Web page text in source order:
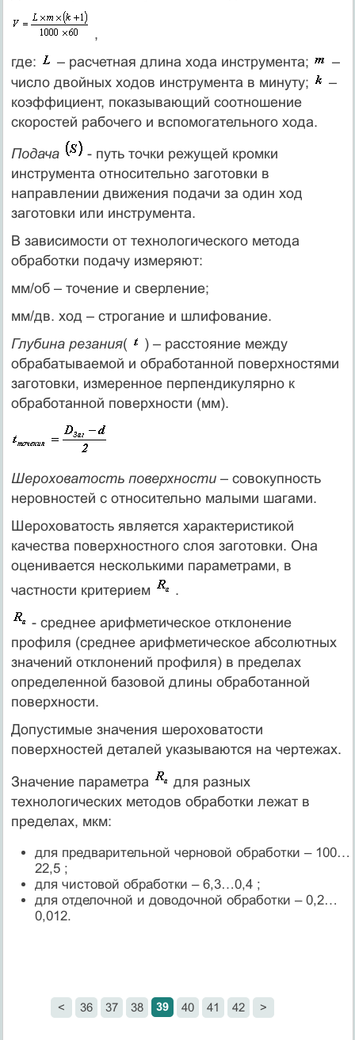
,
где:
– расчетная длина хода инструмента;
–
число двойных ходов инструмента в минуту;
–
коэффициент, показывающий соотношение
скоростей рабочего и вспомогательного хода.
Подача
- путь точки режущей кромки
инструмента относительно заготовки в
направлении движения подачи за один ход
заготовки или инструмента.
В зависимости от технологического метода
обработки подачу измеряют:
мм/об – точение и сверление;
мм/дв. ход – строгание и шлифование.
Глубина резания(
) – расстояние между
обрабатываемой и обработанной поверхностями
заготовки, измеренное перпендикулярно к
обработанной поверхности (мм).
Шероховатость поверхности– совокупность
неровностей с относительно малыми шагами.
Шероховатость является характеристикой
качества поверхностного слоя заготовки. Она
оценивается несколькими параметрами, в
частности критерием
.
- среднее арифметическое отклонение
профиля (среднее арифметическое абсолютных
значений отклонений профиля) в пределах
определенной базовой длины обработанной
поверхности.
Допустимые значения шероховатости
поверхностей деталей указываются на чертежах.
Значение параметра
для разных
технологических методов обработки лежат в
пределах, мкм:
для предварительной черновой обработки – 100…
22,5 ;
для чистовой обработки – 6,3…0,4 ;
для отделочной и доводочной обработки – 0,2…
0,012.
< 36 37 38 39 40 41 42 >